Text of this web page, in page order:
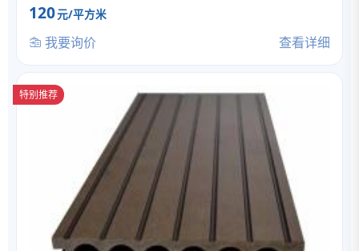
120元/平方米
我要询价 查看详细
特别推荐